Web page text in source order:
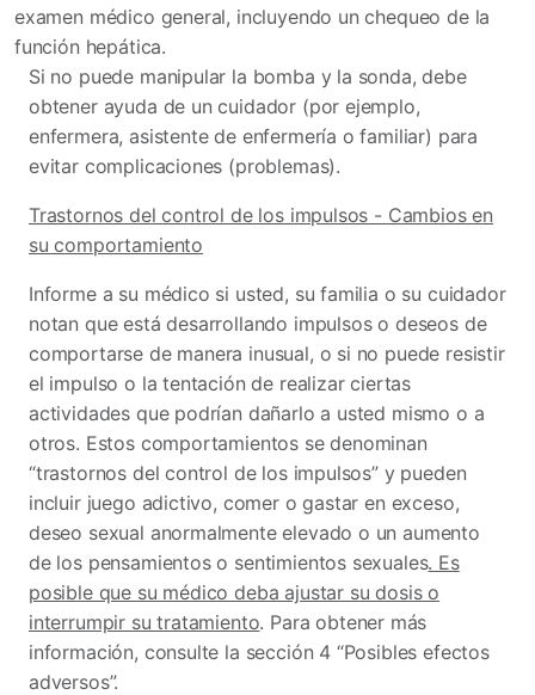
examen médico general, incluyendo un chequeo de la
función hepática.
Si no puede manipular la bomba y la sonda, debe
obtener ayuda de un cuidador (por ejemplo,
enfermera, asistente de enfermería o familiar) para
evitar complicaciones (problemas).
Trastornos del control de los impulsos - Cambios en
su comportamiento
Informe a su médico si usted, su familia o su cuidador
notan que está desarrollando impulsos o deseos de
comportarse de manera inusual, o si no puede resistir
el impulso o la tentación de realizar ciertas
actividades que podrían dañarlo a usted mismo o a
otros. Estos comportamientos se denominan
“trastornos del control de los impulsos” y pueden
incluir juego adictivo, comer o gastar en exceso,
deseo sexual anormalmente elevado o un aumento
de los pensamientos o sentimientos sexuales. Es
posible que su médico deba ajustar su dosis o
interrumpir su tratamiento. Para obtener más
información, consulte la sección 4 “Posibles efectos
adversos”.